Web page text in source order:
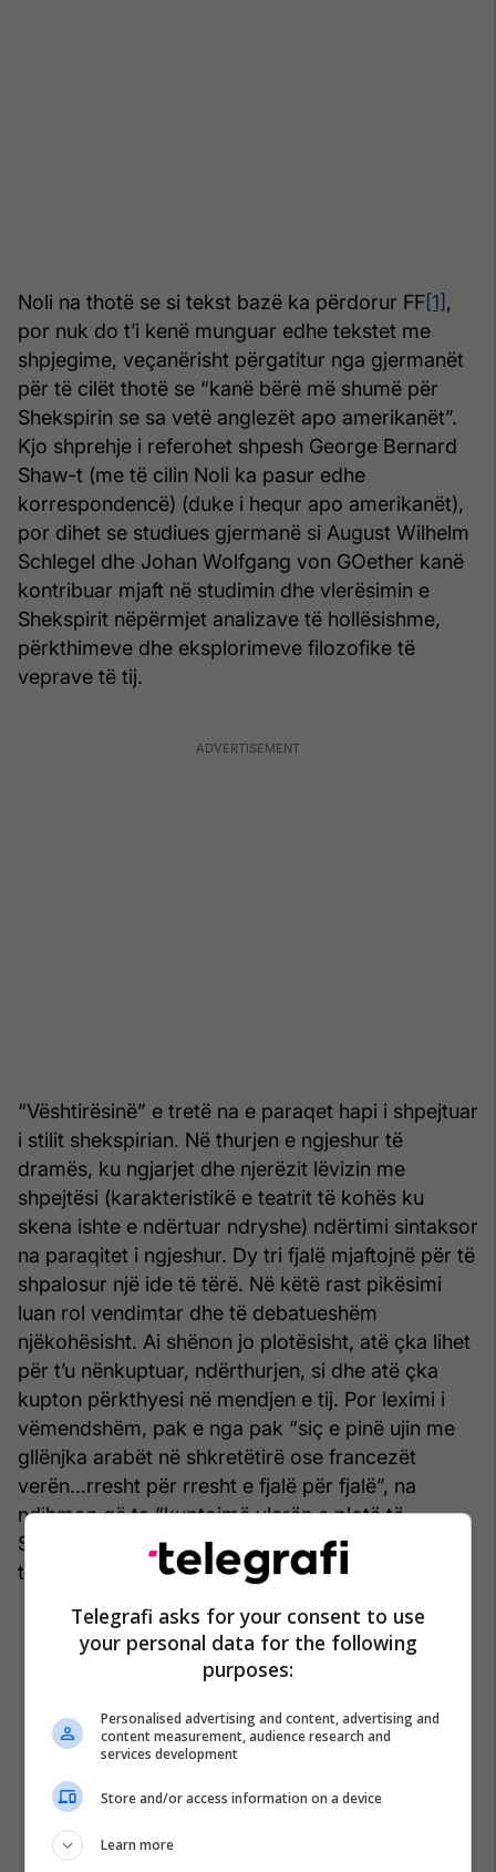
Noli na thotë se si tekst bazë ka përdorur FF[1],
por nuk do t’i kenë munguar edhe tekstet me
shpjegime, veçanërisht përgatitur nga gjermanët
për të cilët thotë se “kanë bërë më shumë për
Shekspirin se sa vetë anglezët apo amerikanët”.
Kjo shprehje i referohet shpesh George Bernard
Shaw-t (me të cilin Noli ka pasur edhe
korrespondencë) (duke i hequr apo amerikanët),
por dihet se studiues gjermanë si August Wilhelm
Schlegel dhe Johan Wolfgang von GOether kanë
kontribuar mjaft në studimin dhe vlerësimin e
Shekspirit nëpërmjet analizave të hollësishme,
përkthimeve dhe eksplorimeve filozofike të
veprave të tij.
“Vështirësinë” e tretë na e paraqet hapi i shpejtuar
i stilit shekspirian. Në thurjen e ngjeshur të
dramës, ku ngjarjet dhe njerëzit lëvizin me
shpejtësi (karakteristikë e teatrit të kohës ku
skena ishte e ndërtuar ndryshe) ndërtimi sintaksor
na paraqitet i ngjeshur. Dy tri fjalë mjaftojnë për të
shpalosur një ide të tërë. Në këtë rast pikësimi
luan rol vendimtar dhe të debatueshëm
njëkohësisht. Ai shënon jo plotësisht, atë çka lihet
për t’u nënkuptuar, ndërthurjen, si dhe atë çka
kupton përkthyesi në mendjen e tij. Por leximi i
vëmendshëm, pak e nga pak “siç e pinë ujin me
gllënjka arabët në shkretëtirë ose francezët
verën…rresht për rresht e fjalë për fjalë”, na
ndihmon që ta “kuptojmë vlerën e plotë të
Shekspirit.” (Vladimir Nabokov), t’i hyjmë thellë e
ta zbërthejmë idenë që ka dashur të shprehë ai.
Telegrafi asks for your consent to use
your personal data for the following
purposes:
Personalised advertising and content, advertising and
content measurement, audience research and
services development
Store and/or access information on a device
Learn more